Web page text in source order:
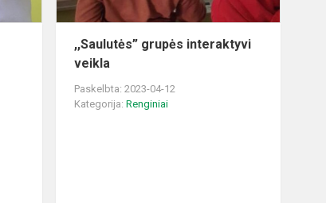
,,Saulutės” grupės interaktyvi
veikla
Paskelbta: 2023-04-12
Kategorija:Renginiai